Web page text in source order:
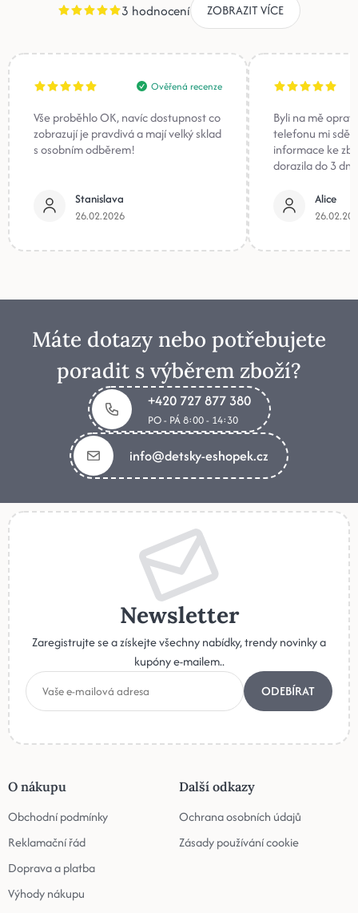
3 hodnocení ZOBRAZIT VÍCE
Ověřená recenze
Vše proběhlo OK, navíc dostupnost co
zobrazují je pravdivá a mají velký sklad
s osobním odběrem!
Stanislava
26.02.2026
Byli na mě
telefonu mi
informace ke
dorazila do 3
Alice
Máte dotazy nebo potřebujete
poradit s výběrem zboží?
+420 727 877 380
PO - PÁ 8:00 - 14:30
info@detsky-eshopek.cz
Newsletter
Zaregistrujte se a získejte všechny nabídky, trendy novinky a
kupóny e-mailem..
ODEBÍRAT
O nákupu
Obchodní podmínky
Reklamační řád
Doprava a platba
Výhody nákupu
Další odkazy
Ochrana osobních údajů
Zásady používání cookie